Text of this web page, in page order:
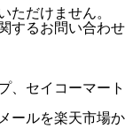
ただけません。
するお問い合わせ
、セイコーマート
ールを楽天市場か